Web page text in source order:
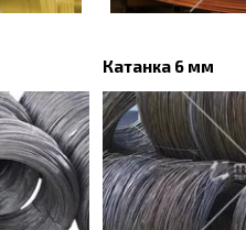
Катанка 6 мм